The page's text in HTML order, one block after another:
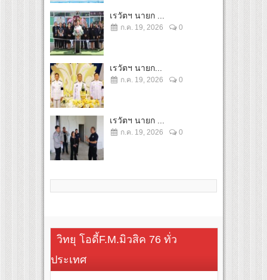
เรวัตฯ นายก ...
ก.ค. 19, 2026 0
เรวัตฯ นายก...
ก.ค. 19, 2026 0
เรวัตฯ นายก ...
ก.ค. 19, 2026 0
วิทยุ โอดี้F.M.มิวสิค 76 ทั่ว
ประเทศ